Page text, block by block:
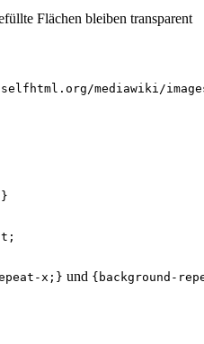
Flächen bleiben transparent
mediawiki/
}
;
x;} und {background-